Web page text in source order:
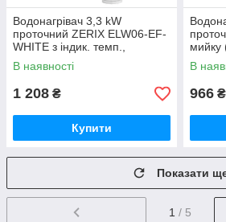
Водонагрівач 3,3 kW
проточний ZERIX ELW06-EF-
WHITE з індик. темп.,
рефлекторний вилив, на
мийку (колір білий) (ZX5856)
В наявності
1 208 ₴
Купити
мийку
В
966 ₴
Показати
1 / 5